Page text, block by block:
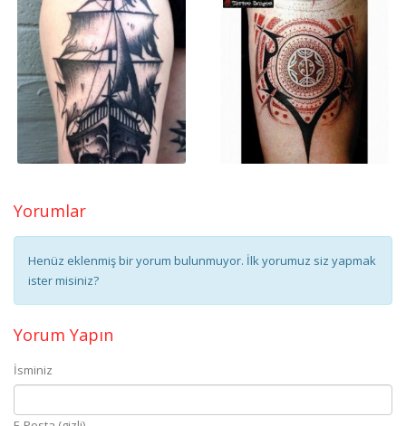
Yorumlar
Henüz eklenmiş bir yorum bulunmuyor. İlk yorumuz siz yapmak
ister misiniz?
Yorum Yapın
İsminiz